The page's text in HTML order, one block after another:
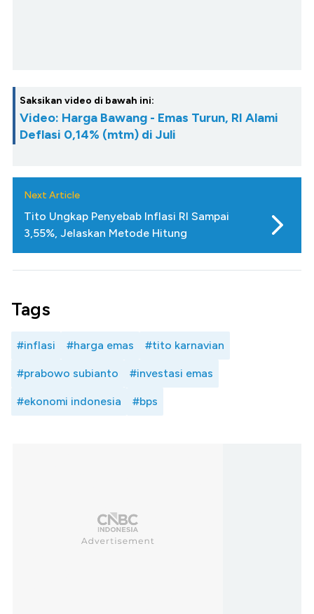
Saksikan video di bawah ini:
Video: Harga Bawang - Emas Turun, RI Alami
Deflasi 0,14% (mtm) di Juli
Next Article
Tito Ungkap Penyebab Inflasi RI Sampai
3,55%, Jelaskan Metode Hitung
Tags
#inflasi #harga emas #tito karnavian
#prabowo subianto #investasi emas
#ekonomi indonesia #bps